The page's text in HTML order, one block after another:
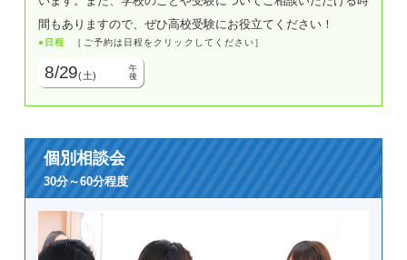
31
間もありますので、ぜひ高校受験にお役立てください！
日程 ［ご予約は日程をクリックしてください］
8/29(土)
午
後
個別相談会
30分～60分程度